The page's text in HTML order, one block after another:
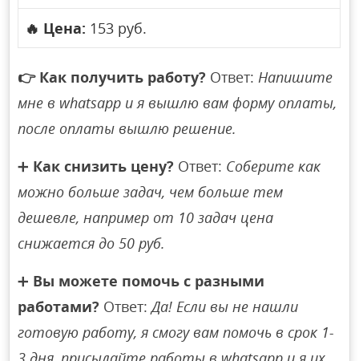
🔥 Цена: 153 руб.
👉 Как получить работу? Ответ:Напишите
мне в whatsapp и я вышлю вам форму оплаты,
после оплаты вышлю решение.
➕ Как снизить цену? Ответ: Соберите как
можно больше задач, чем больше тем
дешевле, например от 10 задач цена
снижается до 50 руб.
➕ Вы можете помочь с разными
работами? Ответ:Да! Если вы не нашли
готовую работу, я смогу вам помочь в срок 1-